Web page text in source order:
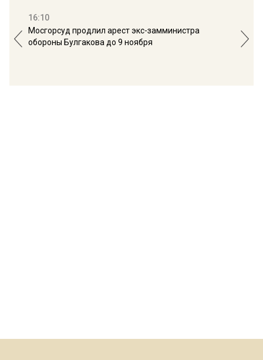
16:10
Мосгорсуд продлил арест экс-замминистра
обороны Булгакова до 9 ноября